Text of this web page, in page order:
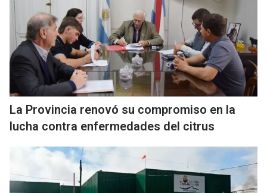
La Provincia renovó su compromiso en la
lucha contra enfermedades del citrus